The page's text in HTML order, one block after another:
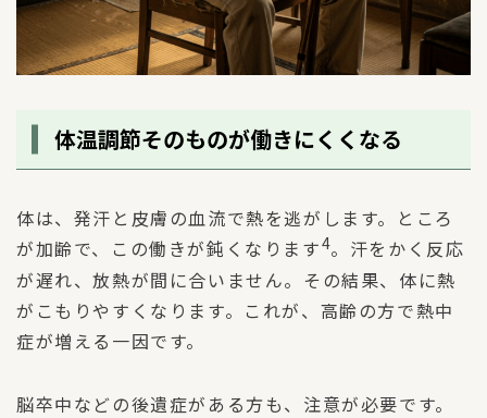
体温調節そのものが働きにくくなる
体は、発汗と皮膚の血流で熱を逃がします。ところ
が加齢で、この働きが鈍くなります4。汗をかく反応
が遅れ、放熱が間に合いません。その結果、体に熱
がこもりやすくなります。これが、高齢の方で熱中
症が増える一因です。
脳卒中などの後遺症がある方も、注意が必要です。